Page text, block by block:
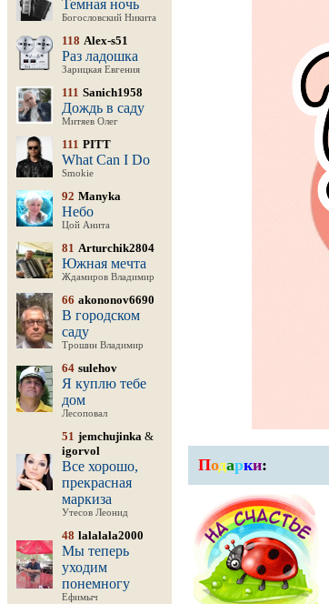
Темная ночь
Богословский Никита
118 Alex-s51
Раз ладошка
Зарицкая Евгения
111 Sanich1958
Дождь в саду
Митяев Олег
111 PITT
What Can I Do
Smokie
92 Manyka
Небо
Цой Анита
81 Arturchik2804
Южная мечта
Ждамиров Владимир
66 akononov6690
В городском
саду
Трошин Владимир
64 sulehov
Я куплю тебе
дом
Лесоповал
51 jemchujinka &
igorvol
Все хорошо,
прекрасная
маркиза
Утесов Леонид
48 lalalala2000
Мы теперь
уходим
понемногу
Ефимыч
Подарки: